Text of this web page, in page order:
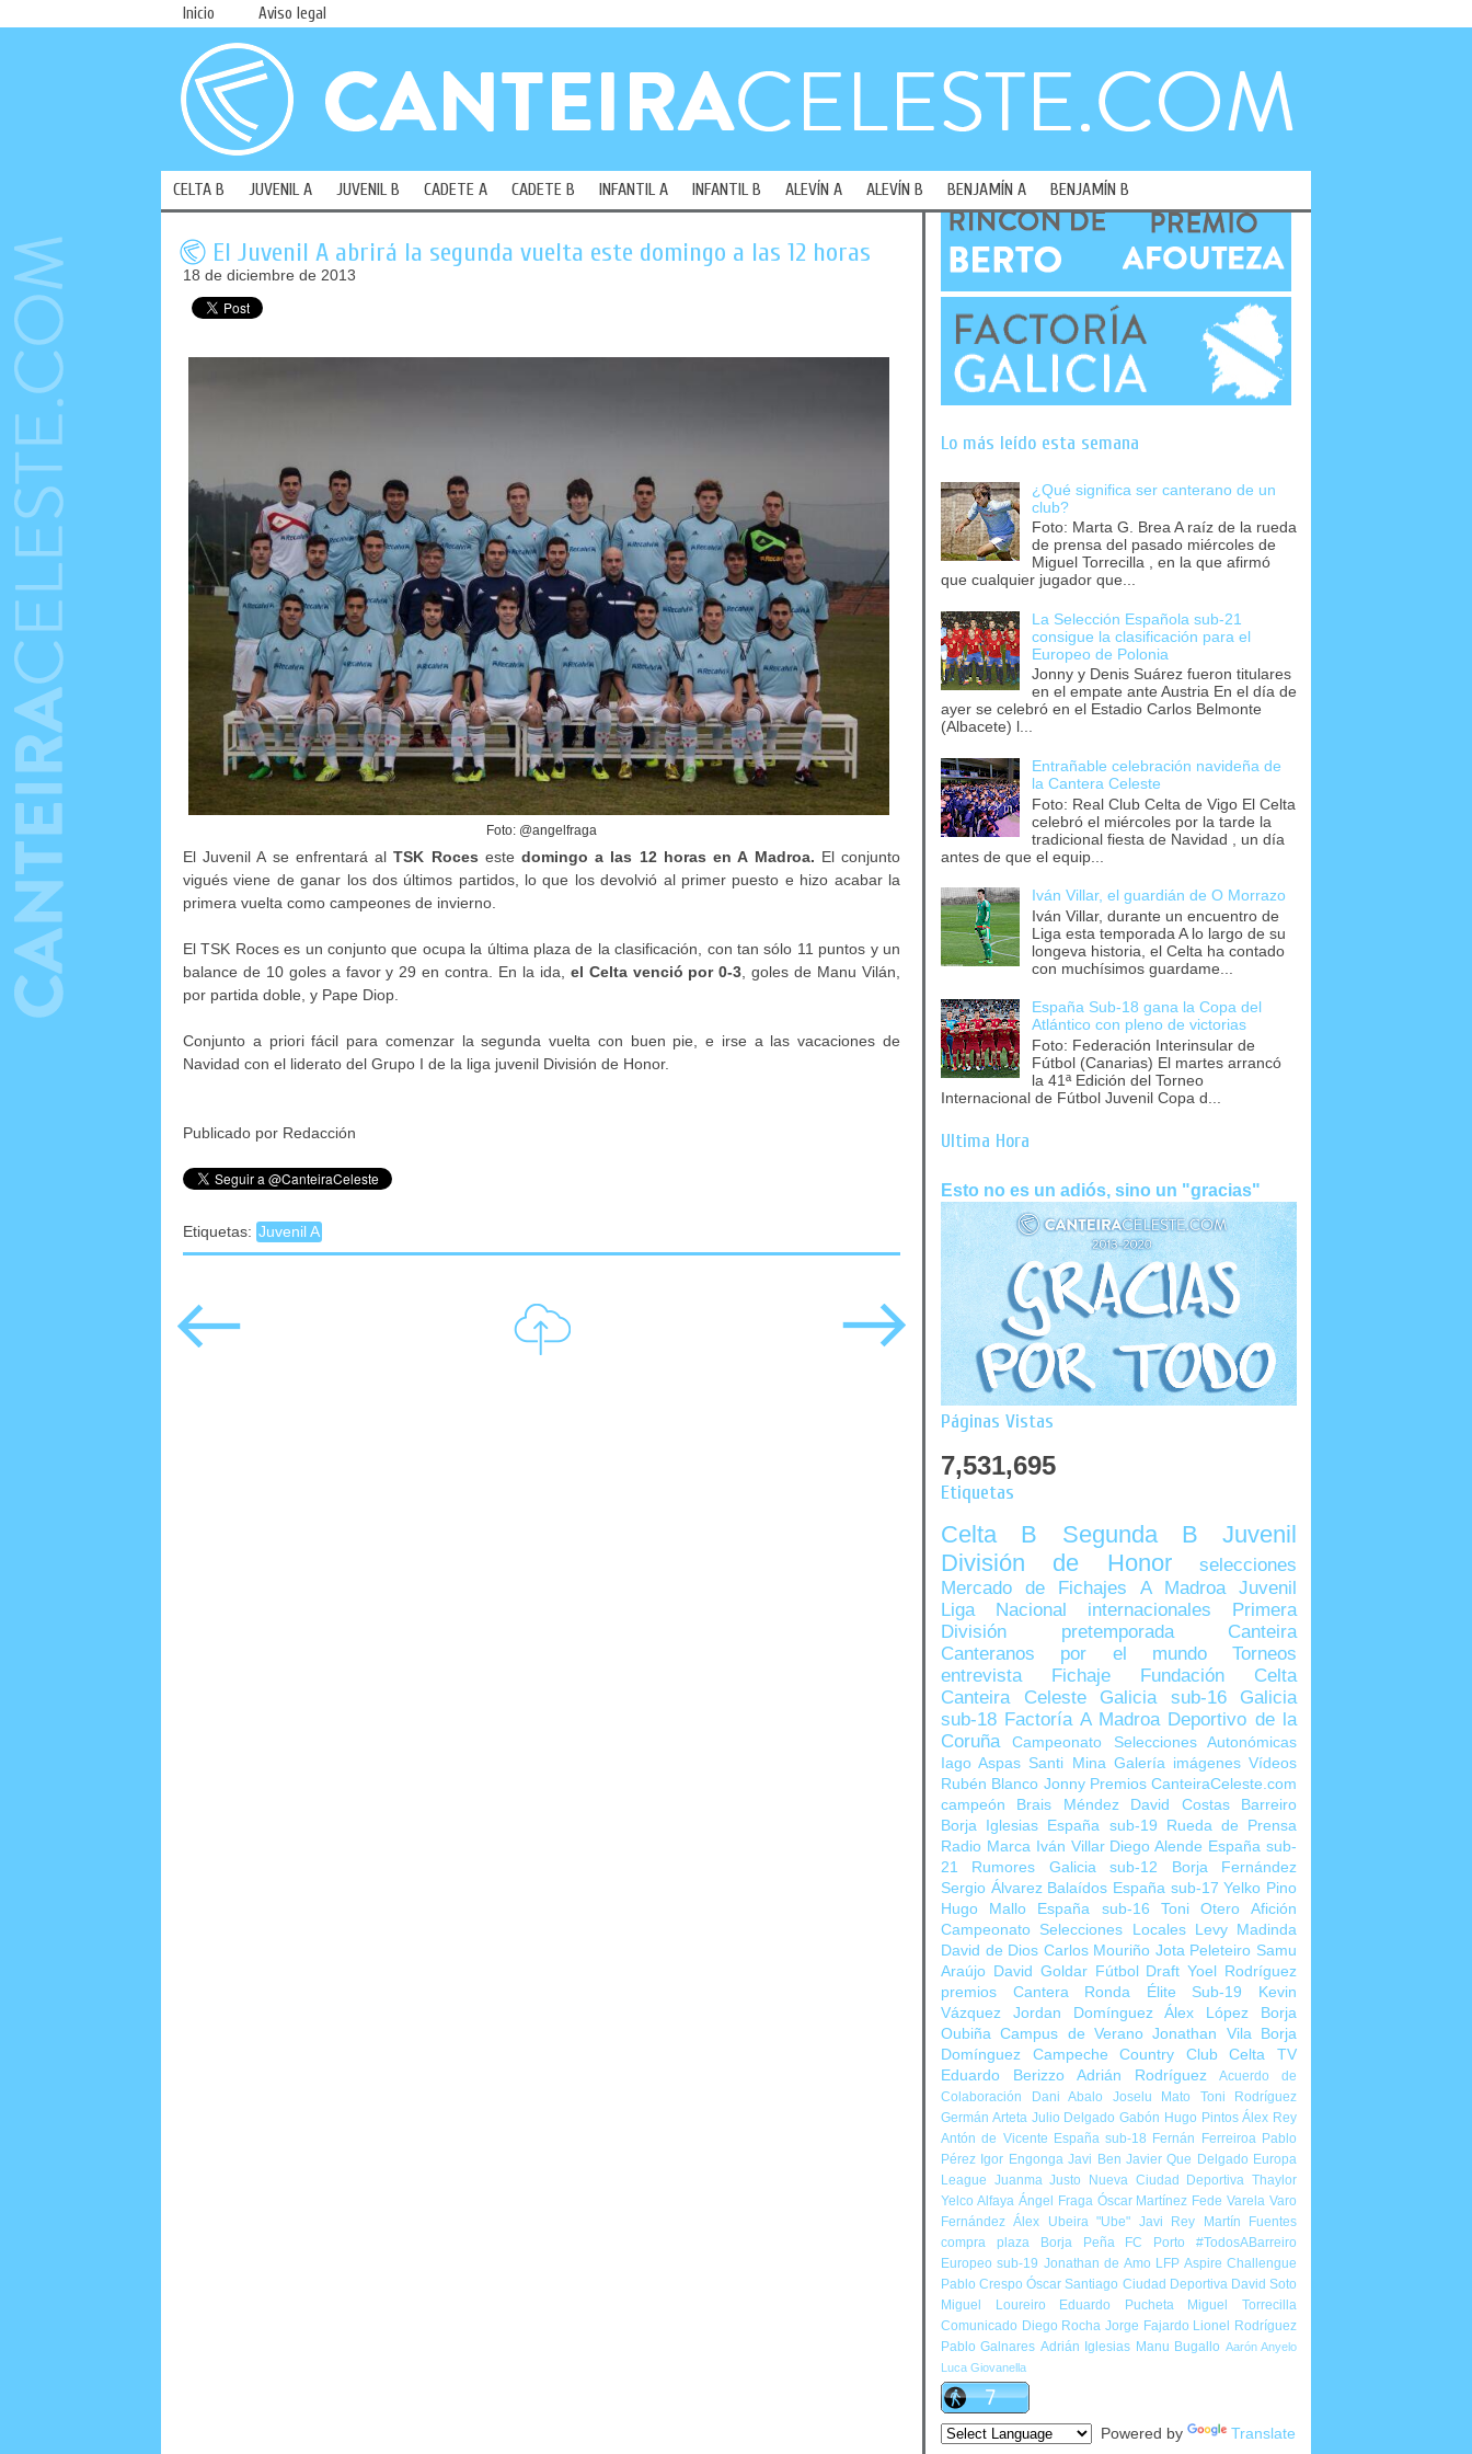
Inicio Aviso legal
CELTA B JUVENIL A JUVENIL B CADETE A CADETE B INFANTIL A INFANTIL B ALEVÍN A ALEVÍN B BENJAMÍN A BENJAMÍN B
El Juvenil A abrirá la segunda vuelta este domingo a las 12 horas
18 de diciembre de 2013
Foto: @angelfraga
El Juvenil A se enfrentará alTSK Roces estedomingo a las 12 horas en A Madroa. El conjunto
vigués viene de ganar los dos últimos partidos, lo que los devolvió al primer puesto e hizo acabar la
primera vuelta como campeones de invierno.
El TSK Roces es un conjunto que ocupa la última plaza de la clasificación, con tan sólo 11 puntos y un
balance de 10 goles a favor y 29 en contra. En la ida, el Celta venció por 0-3 , goles de Manu Vilán,
por partida doble, y Pape Diop.
Conjunto a priori fácil para comenzar la segunda vuelta con buen pie, e irse a las vacaciones de
Navidad con el liderato del Grupo I de la liga juvenil División de Honor.
Publicado por Redacción
Etiquetas: Juvenil A
Lo más leído esta semana
¿Qué significa ser canterano de un
club?
Foto: Marta G. Brea A raíz de la rueda
de prensa del pasado miércoles de
Miguel Torrecilla , en la que afirmó
que cualquier jugador que...
La Selección Española sub-21
consigue la clasificación para el
Europeo de Polonia
Jonny y Denis Suárez fueron titulares
en el empate ante Austria En el día de
ayer se celebró en el Estadio Carlos Belmonte
(Albacete) l...
Entrañable celebración navideña de
la Cantera Celeste
Foto: Real Club Celta de Vigo El Celta
celebró el miércoles por la tarde la
tradicional fiesta de Navidad , un día
antes de que el equip...
Iván Villar, el guardián de O Morrazo
Iván Villar, durante un encuentro de
Liga esta temporada A lo largo de su
longeva historia, el Celta ha contado
con muchísimos guardame...
España Sub-18 gana la Copa del
Atlántico con pleno de victorias
Foto: Federación Interinsular de
Fútbol (Canarias) El martes arrancó
la 41ª Edición del Torneo
Internacional de Fútbol Juvenil Copa d...
Última Hora
Esto no es un adiós, sino un "gracias"
Páginas Vistas
7,531,695
Etiquetas
Celta B Segunda B
Juvenil
División de Honor
selecciones
Mercado de Fichajes
A Madroa
Juvenil
Liga Nacional
internacionales
Primera
División
pretemporada
Canteira
Canteranos por el mundo
Torneos
entrevista
Fichaje
Fundación Celta
Canteira Celeste
Galicia sub-16
Galicia
sub-18 Factoría A Madroa Deportivo de la
Coruña
Campeonato Selecciones Autonómicas
Iago Aspas Santi Mina Galería imágenes Vídeos
Rubén Blanco Jonny Premios CanteiraCeleste.com
campeón
Brais Méndez David Costas
Barreiro
Borja Iglesias
España sub-19
Rueda de Prensa
Radio Marca
Iván Villar Diego Alende España sub-
21
Rumores Galicia sub-12
Borja Fernández
Sergio Álvarez Balaídos España sub-17 Yelko Pino
Hugo Mallo
España sub-16 Toni Otero
Afición
Campeonato Selecciones Locales
Levy Madinda
David de Dios Carlos Mouriño Jota Peleteiro Samu
Araújo David Goldar Fútbol Draft Yoel Rodríguez
premios Cantera
Ronda Élite Sub-19
Kevin
Vázquez
Jordan Domínguez Álex López
Borja
Oubiña Campus de Verano Jonathan Vila
Borja
Domínguez
Campeche Country Club
Celta TV
Eduardo Berizzo
Adrián Rodríguez
Acuerdo de
Colaboración
Dani Abalo Joselu Mato
Toni Rodríguez
Germán Arteta Julio Delgado Gabón Hugo Pintos Álex Rey
Antón de Vicente España sub-18 Fernán Ferreiroa Pablo
Pérez Igor Engonga Javi Ben Javier Que Delgado Europa
League Juanma Justo Nueva Ciudad Deportiva Thaylor
Yelco Alfaya Ángel Fraga Óscar Martínez Fede Varela Varo
Fernández Álex Ubeira "Ube" Javi Rey
Martín Fuentes
compra plaza
Borja Peña FC Porto
#TodosABarreiro
Europeo sub-19 Jonathan de Amo LFP Aspire Challengue
Pablo Crespo Óscar Santiago Ciudad Deportiva David Soto
Miguel Loureiro
Eduardo Pucheta
Miguel Torrecilla
Comunicado Diego Rocha Jorge Fajardo Lionel Rodríguez
Pablo Galnares Adrián Iglesias Manu Bugallo Aarón Anyelo
Luca Giovanella
Powered by Translate